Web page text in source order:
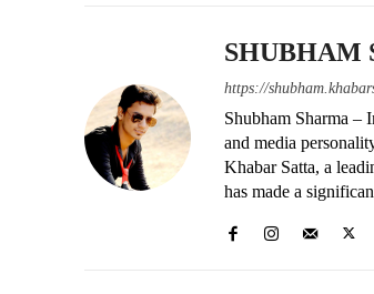
SHUBHAM
https://
Shubham Sharma –
and media
Khabar Satta, a
has made a